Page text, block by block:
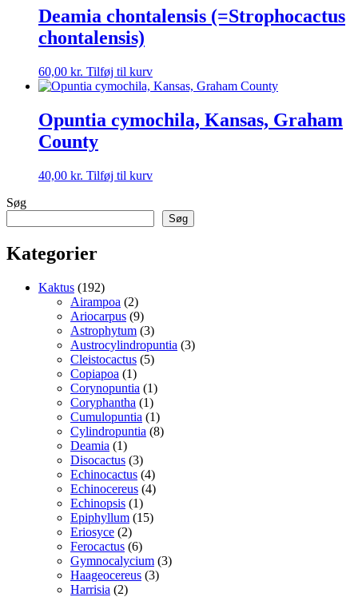
Deamia chontalensis (=Strophocactus
chontalensis)
60,00 kr. Tilføj til kurv
Opuntia cymochila, Kansas, Graham
County
40,00 kr. Tilføj til kurv
Søg
Søg
Kategorier
Kaktus 192192
varer
Airampoa 22
varer
Ariocarpus 99
varer
Astrophytum 33
varer
Austrocylindropuntia 33
Cleistocactus 55
Copiapoa 11
vare
Corynopuntia 11
vare
Coryphantha 11
vare
Cumulopuntia 11
vare
Cylindropuntia 88
Deamia 11
vare
Disocactus 33
varer
Echinocactus 44
varer
Echinocereus 44
Echinopsis 11
vare
Epiphyllum 1515
Eriosyce 22
varer
Ferocactus 66
varer
Gymnocalycium 33
Haageocereus 33
Harrisia 22